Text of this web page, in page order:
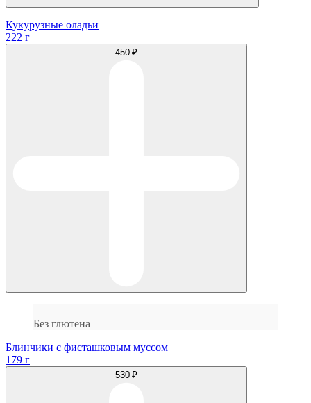
Кукурузные оладьи
222 г
450 ₽
Без глютена
Блинчики с фисташковым муссом
179 г
530 ₽